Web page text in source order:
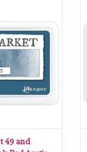
WINKELWAGEN
49 and